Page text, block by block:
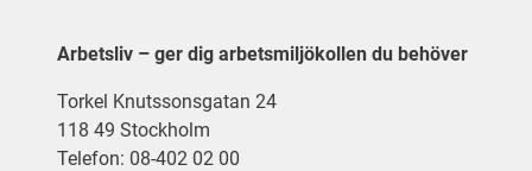
Arbetsliv – ger dig arbetsmiljökollen du behöver
Torkel Knutssonsgatan 24
118 49 Stockholm
Telefon: 08-402 02 00